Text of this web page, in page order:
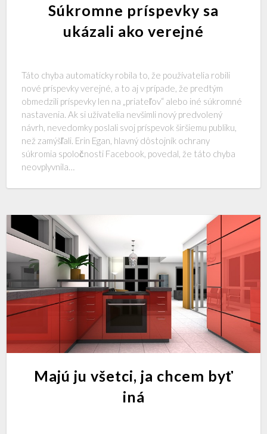
Súkromne príspevky sa
ukázali ako verejné
Táto chyba automaticky robila to, že používatelia robili
nové príspevky verejné, a to aj v prípade, že predtým
obmedzili príspevky len na „priateľov“ alebo iné súkromné ​​
nastavenia. Ak si užívatelia nevšimli nový predvolený
návrh, nevedomky poslali svoj príspevok širšiemu publiku,
než zamýšľali. Erin Egan, hlavný dôstojník ochrany
súkromia spoločnosti Facebook, povedal, že táto chyba
neovplyvnila…
Majú ju všetci, ja chcem byť
iná